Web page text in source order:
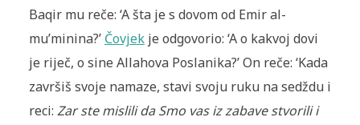
Baqir mu reče: ‘A šta je s dovom od Emir al-
mu’minina?’ Čovjekje odgovorio: ‘A o kakvoj dovi
je riječ, o sine Allahova Poslanika?’ On reče: ‘Kada
završiš svoje namaze, stavi svoju ruku na sedždu i
reci: Zar ste mislili da Smo vas iz zabave stvorili i